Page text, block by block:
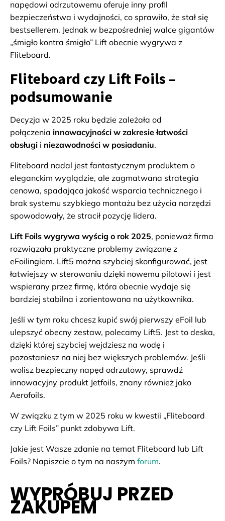
napędowi odrzutowemu oferuje inny profil
bezpieczeństwa i wydajności, co sprawiło, że stał się
bestsellerem. Jednak w bezpośredniej walce gigantów
„śmigło kontra śmigło” Lift obecnie wygrywa z
Fliteboard.
Fliteboard czy Lift Foils –
podsumowanie
Decyzja w 2025 roku będzie zależała od
połączenia innowacyjności w zakresie łatwości
obsługi i niezawodności w posiadaniu.
Fliteboard nadal jest fantastycznym produktem o
eleganckim wyglądzie, ale zagmatwana strategia
cenowa, spadająca jakość wsparcia technicznego i
brak systemu szybkiego montażu bez użycia narzędzi
spowodowały, że stracił pozycję lidera.
Lift Foils wygrywa wyścig o rok 2025, ponieważ firma
rozwiązała praktyczne problemy związane z
eFoilingiem. Lift5 można szybciej skonfigurować, jest
łatwiejszy w sterowaniu dzięki nowemu pilotowi i jest
wspierany przez firmę, która obecnie wydaje się
bardziej stabilna i zorientowana na użytkownika.
Jeśli w tym roku chcesz kupić swój pierwszy eFoil lub
ulepszyć obecny zestaw, polecamy Lift5. Jest to deska,
dzięki której szybciej wejdziesz na wodę i
pozostaniesz na niej bez większych problemów. Jeśli
wolisz bezpieczny napęd odrzutowy, sprawdź
innowacyjny produkt Jetfoils, znany również jako
Aerofoils.
W związku z tym w 2025 roku w kwestii „Fliteboard
czy Lift Foils” punkt zdobywa Lift.
Jakie jest Wasze zdanie na temat Fliteboard lub Lift
Foils? Napiszcie o tym na naszym forum.
WYPRÓBUJ PRZED
ZAKUPEM